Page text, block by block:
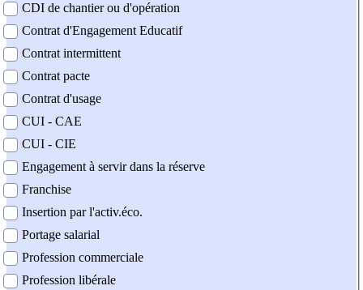
CDI de chantier ou d'opération
Contrat d'Engagement Educatif
Contrat intermittent
Contrat pacte
Contrat d'usage
CUI - CAE
CUI - CIE
Engagement à servir dans la réserve
Franchise
Insertion par l'activ.éco.
Portage salarial
Profession commerciale
Profession libérale